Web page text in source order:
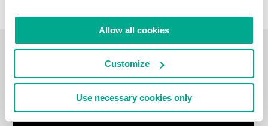
Allow all cookies
Customize
Use necessary cookies only